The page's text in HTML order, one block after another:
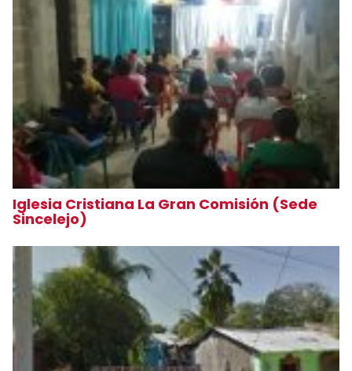
Iglesia Cristiana La Gran Comisión (Sede
Sincelejo)